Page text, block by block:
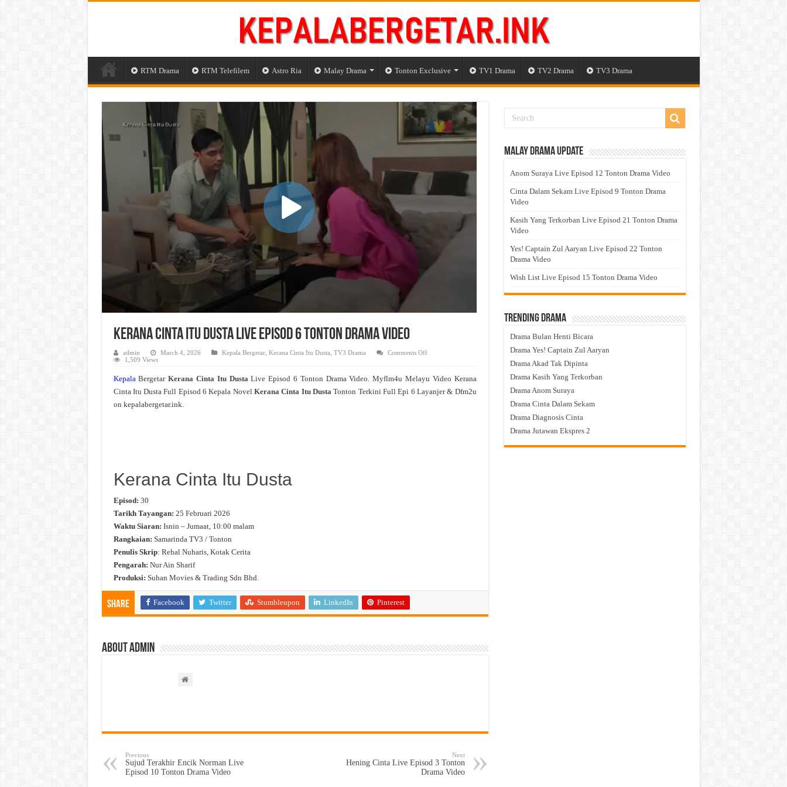
RTM Drama RTM Telefilem Astro Ria Malay Drama Tonton Exclusive TV1 Drama TV2 Drama TV3 Drama
Kerana Cinta Itu Dusta Live Episod 6 Tonton Drama Video
admin March 4, 2026 Kepala Bergetar, Kerana Cinta Itu Dusta TV3 Drama Comments Offon
Dusta
Episod
1,509 Views
KepalaBergetarKerana Cinta Itu DustaLive Episod 6 Tonton Drama Video. Myflm4u Melayu Video Kerana
Cinta Itu Dusta Full Episod 6 Kepala NovelKerana Cinta Itu DustaTonton Terkini Full Epi 6 Layanjer & Dfm2u
on kepalabergetar.ink.
Kerana Cinta Itu Dusta
Episod: 30
Tarikh Tayangan: 25 Februari 2026
Waktu Siaran: Isnin – Jumaat, 10:00 malam
Rangkaian: Samarinda TV3 / Tonton
Penulis Skrip: Rehal Nuharis, Kotak Cerita
Pengarah: Nur Ain Sharif
Produksi: Suhan Movies & Trading Sdn Bhd.
Share Facebook Twitter Stumbleupon LinkedIn Pinterest
About admin
Previous
Sujud Terakhir Encik Norman Live
Episod 10 Tonton Drama Video
Next
Hening Cinta Live Episod 3 Tonton
Drama Video
Malay Drama Update
Anom Suraya Live Episod 12 Tonton Drama Video
Cinta Dalam Sekam Live Episod 9 Tonton Drama
Video
Kasih Yang Terkorban Live Episod 21 Tonton Drama
Video
Yes! Captain Zul Aaryan Live Episod 22 Tonton
Drama Video
Wish List Live Episod 15 Tonton Drama Video
Trending Drama
Drama Bulan Henti Bicara
Drama Yes! Captain Zul Aaryan
Drama Akad Tak Dipinta
Drama Kasih Yang Terkorban
Drama Anom Suraya
Drama Cinta Dalam Sekam
Drama Diagnosis Cinta
Drama Jutawan Ekspres 2